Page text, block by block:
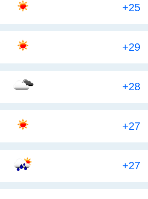
+25
+29
+28
+27
+27